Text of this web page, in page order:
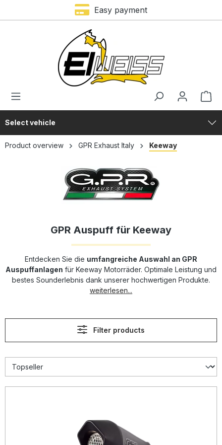
Easy payment
Select vehicle
Product overview GPR Exhaust Italy Keeway
GPR Auspuff für Keeway
Entdecken Sie die umfangreiche Auswahl an GPR
Auspuffanlagen für Keeway Motorräder. Optimale Leistung und
bestes Sounderlebnis dank unserer hochwertigen Produkte.
weiterlesen...
Filter products